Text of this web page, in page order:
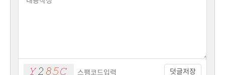
덧글저장